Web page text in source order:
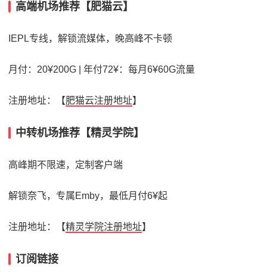
高端机场推荐【肥猫云】
IEPL专线，解锁流媒体，晚高峰不卡顿
月付：20¥200G | 年付72¥：每月6¥60G流量
注册地址：【肥猫云注册地址】
中转机场推荐【精灵学院】
高峰期不限速，定制客户端
解锁奈飞，专属Emby，最低月付6¥起
注册地址：【精灵学院注册地址】
订阅链接